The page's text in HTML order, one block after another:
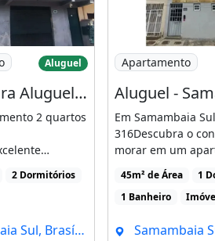
para Aluguel com 2 Quartos em
Aluguel
Imóvel para Aluguel com 2 Quartos em Samambaia Sul - Brasília - Df
2 quartos
morar
[...]
2 Dormitórios
Brasília - DF
Imagem: Aluguel
Apartamento
Em Samambaia
316Descubra o
morar em um
próximo a pontos
[...]
45m² de Área
1
1 Banheiro
Samambaia Sul,